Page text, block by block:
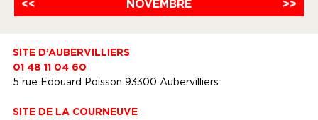
<< NOVEMBRE >>
SITE D’AUBERVILLIERS
01 48 11 04 60
5 rue Edouard Poisson 93300 Aubervilliers
SITE DE LA COURNEUVE